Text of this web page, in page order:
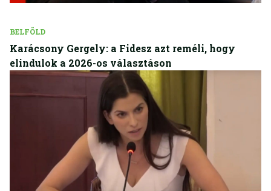
BELFÖLD
Karácsony Gergely: a Fidesz azt reméli, hogy
elindulok a 2026-os választáson